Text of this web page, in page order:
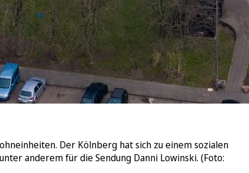
Der Kölnberg hat sich zu einem sozialen
anderem für die Sendung Danni Lowinski. (Foto: